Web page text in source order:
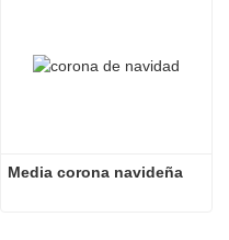
Media corona navideña